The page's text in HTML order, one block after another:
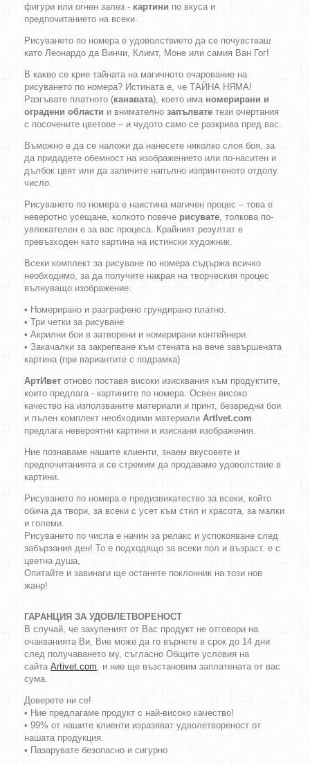
фигури или огнен залез - картини по вкуса и
предпочитанието на всеки.
Рисуването по номера е удоволствието да се почувстваш
като Леонардо да Винчи, Климт, Моне или самия Ван Гог!
В какво се крие тайната на магичното очарование на
рисуването по номера? Истината е, че ТАЙНА НЯМА!
Разгъвате платното (канавата), което има номерирани и
оградени области и внимателно запълвате тези очертания
с посочените цветове – и чудото само се разкрива пред вас.
Въможно е да се наложи да нанесете няколко слоя боя, за
да придадете обемност на изображението или по-наситен и
дълбок цвят или да заличите напълно изпринтеното отдолу
число.
Рисуването по номера е наистина магичен процес – това е
неверотно усещане, колкото повече рисувате, толкова по-
увлекателен е за вас процеса. Крайният резултат е
превъзходен като картина на истински художник.
Всеки комплект за рисуване по номера съдържа всичко
необходимо, за да получите накрая на творческия процес
вълнуващо изображение.
• Номерирано и разграфено грундирано платно.
• Три четки за рисуване
• Акрилни бои в затворени и номерирани контейнери.
• Закачалки за закрепване към стената на вече завършената
картина (при вариантите с подрамка)
АртИвет отново поставя високи изисквания към продуктите,
които предлага - картините по номера. Освен високо
качество на използваните материали и принт, безвредни бои
и пълен комплект необходими материали ArtIvet.com
предлага невероятни картини и изискани изображения.
Ние познаваме нашите клиенти, знаем вкусовете и
предпочитанията и се стремим да продаваме удоволствие в
картини.
Рисуването по номера е предизвикатество за всеки, който
обича да твори, за всеки с усет към стил и красота, за малки
и големи.
Рисуването по числа е начин за релакс и успокояване след
забързания ден! То е подходящо за всеки пол и възраст. е с
цветна душа,
Опитайте и завинаги ще останете поклонник на този нов
жанр!
ГАРАНЦИЯ ЗА УДОВЛЕТВОРЕНОСТ
В случай, че закупеният от Вас продукт не отговори на
очакванията Ви, Вие може да го върнете в срок до 14 дни
след получаването му, съгласно Общите условия на
сайта Artivet.com, и ние ще възстановим заплатената от вас
сума.
Доверете ни се!
• Ние предлагаме продукт с най-високо качество!
• 99% от нашите клиенти изразяват удволетвореност от
нашата продукция.
• Пазарувате безопасно и сигурно